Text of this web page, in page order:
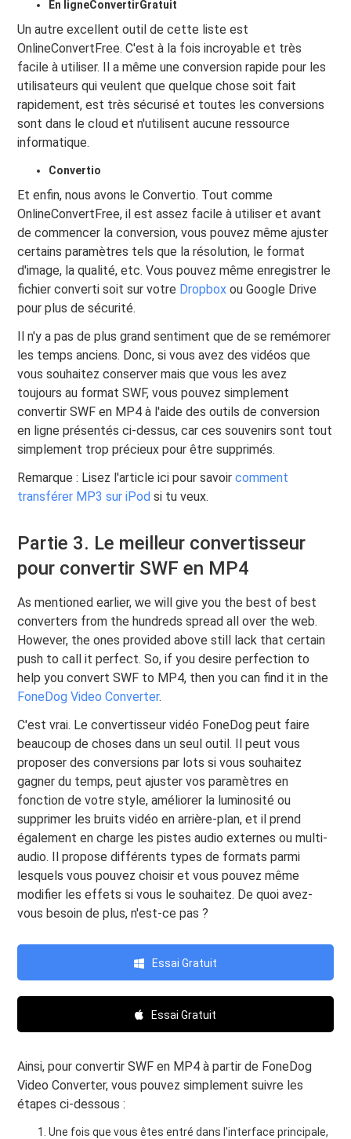
En ligneConvertirGratuit
Un autre excellent outil de cette liste est
OnlineConvertFree. C'est à la fois incroyable et très
facile à utiliser. Il a même une conversion rapide pour les
utilisateurs qui veulent que quelque chose soit fait
rapidement, est très sécurisé et toutes les conversions
sont dans le cloud et n'utilisent aucune ressource
informatique.
Convertio
Et enfin, nous avons le Convertio. Tout comme
OnlineConvertFree, il est assez facile à utiliser et avant
de commencer la conversion, vous pouvez même ajuster
certains paramètres tels que la résolution, le format
d'image, la qualité, etc. Vous pouvez même enregistrer le
fichier converti soit sur votre Dropbox ou Google Drive
pour plus de sécurité.
Il n'y a pas de plus grand sentiment que de se remémorer
les temps anciens. Donc, si vous avez des vidéos que
vous souhaitez conserver mais que vous les avez
toujours au format SWF, vous pouvez simplement
convertir SWF en MP4 à l'aide des outils de conversion
en ligne présentés ci-dessus, car ces souvenirs sont tout
simplement trop précieux pour être supprimés.
Remarque : Lisez l'article ici pour savoircomment
transférer MP3 sur iPod si tu veux.
Partie 3. Le meilleur convertisseur
pour convertir SWF en MP4
As mentioned earlier, we will give you the best of best
converters from the hundreds spread all over the web.
However, the ones provided above still lack that certain
push to call it perfect. So, if you desire perfection to
help you convert SWF to MP4, then you can find it in the
FoneDog Video Converter.
C'est vrai. Le convertisseur vidéo FoneDog peut faire
beaucoup de choses dans un seul outil. Il peut vous
proposer des conversions par lots si vous souhaitez
gagner du temps, peut ajuster vos paramètres en
fonction de votre style, améliorer la luminosité ou
supprimer les bruits vidéo en arrière-plan, et il prend
également en charge les pistes audio externes ou multi-
audio. Il propose différents types de formats parmi
lesquels vous pouvez choisir et vous pouvez même
modifier les effets si vous le souhaitez. De quoi avez-
vous besoin de plus, n'est-ce pas ?
Essai Gratuit
Essai Gratuit
Ainsi, pour convertir SWF en MP4 à partir de FoneDog
Video Converter, vous pouvez simplement suivre les
étapes ci-dessous :
Une fois que vous êtes entré dans l'interface principale,